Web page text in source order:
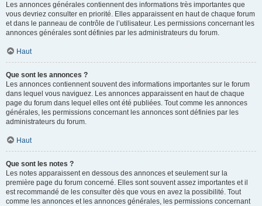
Les annonces générales contiennent des informations très importantes que
vous devriez consulter en priorité. Elles apparaissent en haut de chaque forum
et dans le panneau de contrôle de l’utilisateur. Les permissions concernant les
annonces générales sont définies par les administrateurs du forum.
Haut
Que sont les annonces ?
Les annonces contiennent souvent des informations importantes sur le forum
dans lequel vous naviguez. Les annonces apparaissent en haut de chaque
page du forum dans lequel elles ont été publiées. Tout comme les annonces
générales, les permissions concernant les annonces sont définies par les
administrateurs du forum.
Haut
Que sont les notes ?
Les notes apparaissent en dessous des annonces et seulement sur la
première page du forum concerné. Elles sont souvent assez importantes et il
est recommandé de les consulter dès que vous en avez la possibilité. Tout
comme les annonces et les annonces générales, les permissions concernant